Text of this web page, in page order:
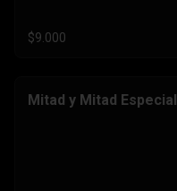
$9.000
Mitad y Mitad Especial